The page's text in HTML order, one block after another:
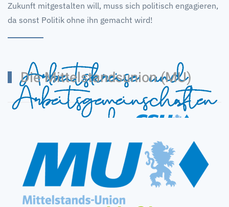
Zukunft mitgestalten will, muss sich politisch engagieren,
da sonst Politik ohne ihn gemacht wird!
Die Mittelstandsunion (MU)